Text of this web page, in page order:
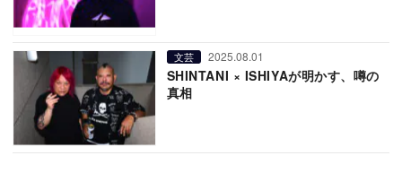
文芸 2025.08.01
SHINTANI × ISHIYAが明かす、噂の
真相